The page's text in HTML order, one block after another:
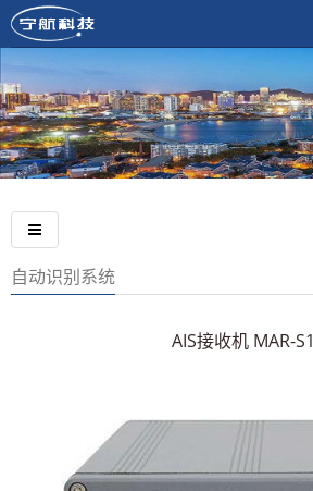
自动识别系统
AIS接收机 MAR-S1